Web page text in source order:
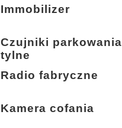
Immobilizer
Czujniki parkowania
tylne
Radio fabryczne
Kamera cofania